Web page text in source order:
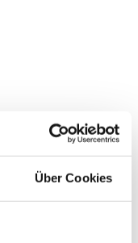
Über Cookies